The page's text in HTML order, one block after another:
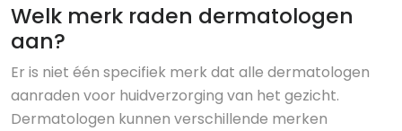
Welk merk raden dermatologen
aan?
Er is niet één specifiek merk dat alle dermatologen
aanraden voor huidverzorging van het gezicht.
Dermatologen kunnen verschillende merken